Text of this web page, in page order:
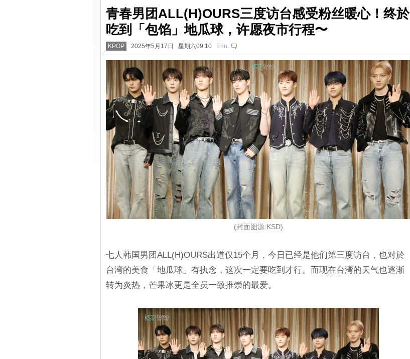
青春男团ALL(H)OURS三度访台感受粉丝暖心！终於
吃到「包馅」地瓜球，许愿夜市行程〜
KPOP 2025年5月17日 星期六09:10 Erin
(封面图源:KSD)
七人韩国男团ALL(H)OURS出道仅15个月，今日已经是他们第三度访台，也对於
台湾的美食「地瓜球」有执念，这次一定要吃到才行。而现在台湾的天气也逐渐
转为炎热，芒果冰更是全员一致推崇的最爱。